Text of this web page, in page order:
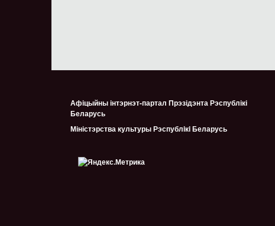
Афіцыйны інтэрнэт-партал Прэзідэнта Рэспублікі
Беларусь
Міністэрства культуры Рэспублiкi Беларусь